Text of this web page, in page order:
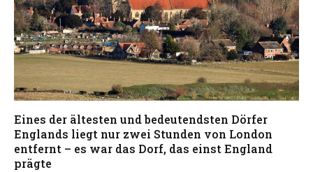
Eines der ältesten und bedeutendsten Dörfer
Englands liegt nur zwei Stunden von London
entfernt – es war das Dorf, das einst England
prägte